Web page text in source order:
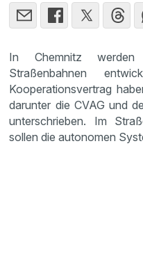
In Chemnitz werden
Straßenbahnen
Kooperationsvertrag
darunter die CVAG und
unterschrieben. Im
sollen die autonomen